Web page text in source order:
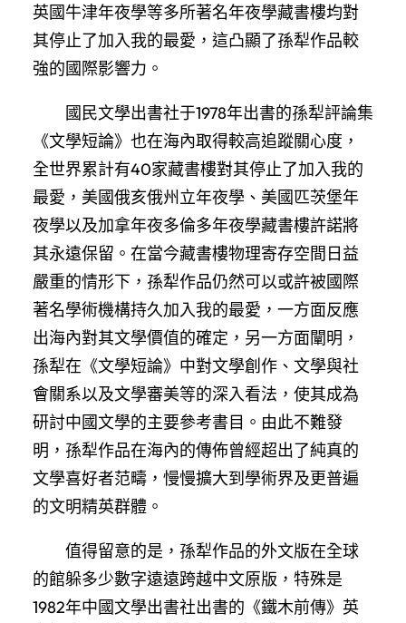
英國牛津年夜學等多所著名年夜學藏書樓均對
其停止了加入我的最愛，這凸顯了孫犁作品較
強的國際影響力。
國民文學出書社于1978年出書的孫犁評論集
《文學短論》也在海內取得較高追蹤關心度，
全世界累計有40家藏書樓對其停止了加入我的
最愛，美國俄亥俄州立年夜學、美國匹茨堡年
夜學以及加拿年夜多倫多年夜學藏書樓許諾將
其永遠保留。在當今藏書樓物理寄存空間日益
嚴重的情形下，孫犁作品仍然可以或許被國際
著名學術機構持久加入我的最愛，一方面反應
出海內對其文學價值的確定，另一方面闡明，
孫犁在《文學短論》中對文學創作、文學與社
會關系以及文學審美等的深入看法，使其成為
研討中國文學的主要參考書目。由此不難發
明，孫犁作品在海內的傳佈曾經超出了純真的
文學喜好者范疇，慢慢擴大到學術界及更普遍
的文明精英群體。
值得留意的是，孫犁作品的外文版在全球
的館躲多少數字遠遠跨越中文原版，特殊是
1982年中國文學出書社出書的《鐵木前傳》英